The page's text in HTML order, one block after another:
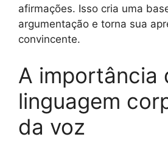
afirmações. Isso cria uma
argumentação e torna sua
convincente.
A importância
linguagem
da voz